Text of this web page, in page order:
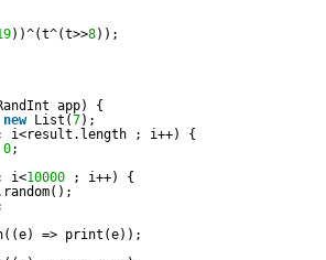
))^(t^(t>>8));
app) {
new List(7);
i<result.length ; i++) {
0;
i<10000
; i++) {
=> print(e));